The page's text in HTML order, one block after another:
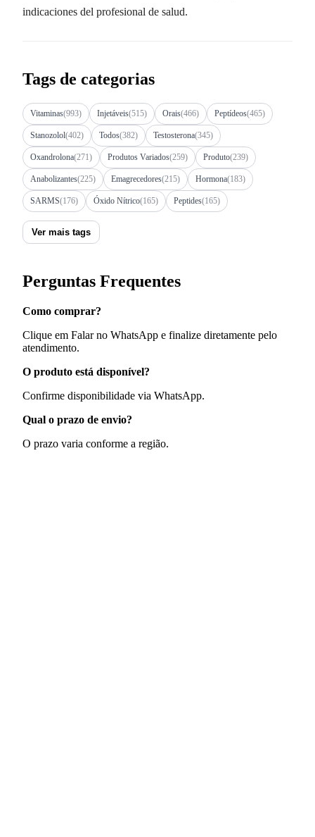
indicaciones del profesional de salud.
Tags de categorias
Vitaminas(993) Injetáveis(515) Orais(466) Peptídeos(465)
Stanozolol(402) Todos(382) Testosterona(345)
Oxandrolona(271) Produtos Variados(259) Produto(239)
Anabolizantes(225) Emagrecedores(215) Hormona(183)
SARMS(176) Óxido Nítrico(165) Peptides(165)
Ver mais tags
Perguntas Frequentes
Como comprar?
Clique em Falar no WhatsApp e finalize diretamente pelo
atendimento.
O produto está disponível?
Confirme disponibilidade via WhatsApp.
Qual o prazo de envio?
O prazo varia conforme a região.